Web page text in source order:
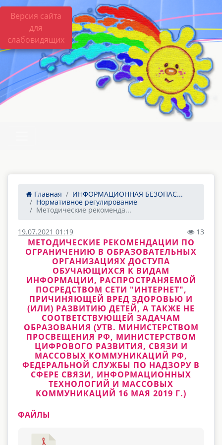
Версия сайта
для
слабовидящих
Главная
ИНФОРМАЦИОННАЯ БЕЗОПАС...
Нормативное регулирование
Методические рекоменда...
19.07.2021 01:19 13
МЕТОДИЧЕСКИЕ РЕКОМЕНДАЦИИ ПО
ОГРАНИЧЕНИЮ В ОБРАЗОВАТЕЛЬНЫХ
ОРГАНИЗАЦИЯХ ДОСТУПА
ОБУЧАЮЩИХСЯ К ВИДАМ
ИНФОРМАЦИИ, РАСПРОСТРАНЯЕМОЙ
ПОСРЕДСТВОМ СЕТИ "ИНТЕРНЕТ",
ПРИЧИНЯЮЩЕЙ ВРЕД ЗДОРОВЬЮ И
(ИЛИ) РАЗВИТИЮ ДЕТЕЙ, А ТАКЖЕ НЕ
СООТВЕТСТВУЮЩЕЙ ЗАДАЧАМ
ОБРАЗОВАНИЯ (УТВ. МИНИСТЕРСТВОМ
ПРОСВЕЩЕНИЯ РФ, МИНИСТЕРСТВОМ
ЦИФРОВОГО РАЗВИТИЯ, СВЯЗИ И
МАССОВЫХ КОММУНИКАЦИЙ РФ,
ФЕДЕРАЛЬНОЙ СЛУЖБЫ ПО НАДЗОРУ В
СФЕРЕ СВЯЗИ, ИНФОРМАЦИОННЫХ
ТЕХНОЛОГИЙ И МАССОВЫХ
КОММУНИКАЦИЙ 16 МАЯ 2019 Г.)
ФАЙЛЫ